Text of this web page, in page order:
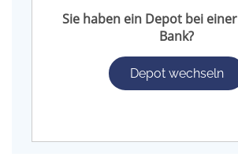
Sie haben ein Depot bei
Bank?
Depot wechseln